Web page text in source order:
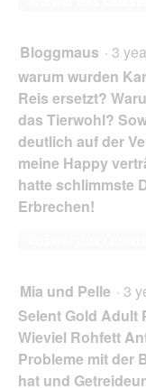
Bloggmaus · 3
warum wurden
Reis ersetzt?
das Tierwohl?
deutlich auf der
meine Happy
hatte schlimmste
Erbrechen!
Mia und Pelle · 3
Selent Gold Adult
Wieviel Rohfett
Probleme mit der
hat und